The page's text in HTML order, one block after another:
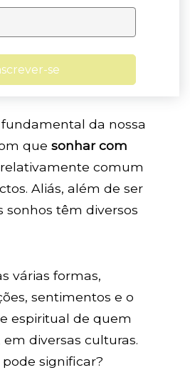
se
da nossa
que sonhar com
comum
Aliás, além de ser
sonhos têm diversos
várias formas,
sentimentos e o
espiritual de quem
diversas culturas.
pode significar?